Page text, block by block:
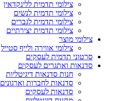
צילומי תדמית ללינקדאין
צילומי תדמית לנשים
צילומי תדמית לגברים
צילומי תדמית יצירתיים
צילומי מוצר
צילומי אווירה ולייף סטייל
סרטוני תדמית לעסקים
סדנאות ואתגרים לעסקים
חנות סדנאות דיגיטליות
סדנאות לחברות וארגונים
סדנאות לעסקים